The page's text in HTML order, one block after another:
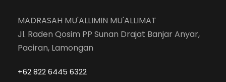
MADRASAH MU'ALLIMIN MU'ALLIMAT
Jl. Raden Qosim PP Sunan Drajat Banjar Anyar,
Paciran, Lamongan
+62 822 6445 6322